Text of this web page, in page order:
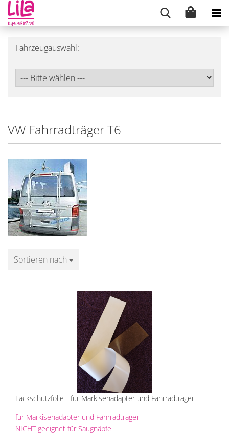
Fahrzeugauswahl:
VW Fahrradträger T6
Sortieren nach
Sortieren nach
Lackschutzfolie - für Markisenadapter und Fahrradträger
für Markisenadapter und Fahrradträger
NICHT geeignet für Saugnäpfe